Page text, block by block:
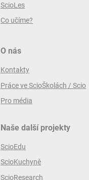
ScioLes
Co učíme?
O nás
Kontakty
Práce ve ScioŠkolách / Scio
Pro média
Naše další projekty
ScioEdu
ScioKuchyně
ScioResearch